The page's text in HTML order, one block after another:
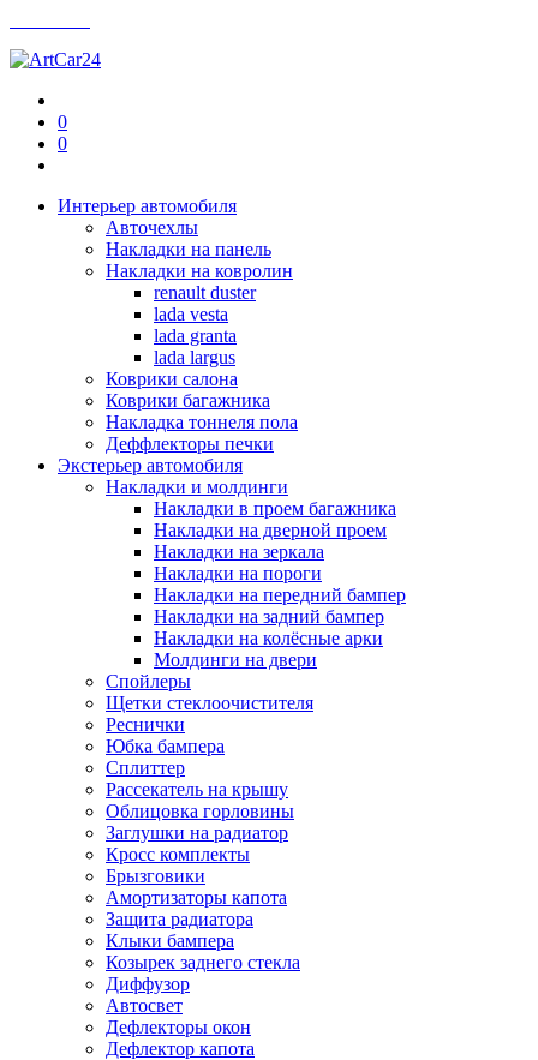
0
0
Интерьер автомобиля
Авточехлы
Накладки на панель
Накладки на ковролин
renault duster
lada vesta
lada granta
lada largus
Коврики салона
Коврики багажника
Накладка тоннеля пола
Деффлекторы печки
Экстерьер автомобиля
Накладки и молдинги
Накладки в проем багажника
Накладки на дверной проем
Накладки на зеркала
Накладки на пороги
Накладки на передний бампер
Накладки на задний бампер
Накладки на колёсные арки
Молдинги на двери
Спойлеры
Щетки стеклоочистителя
Реснички
Юбка бампера
Сплиттер
Рассекатель на крышу
Облицовка горловины
Заглушки на радиатор
Кросс комплекты
Брызговики
Амортизаторы капота
Защита радиатора
Клыки бампера
Козырек заднего стекла
Диффузор
Автосвет
Дефлекторы окон
Дефлектор капота